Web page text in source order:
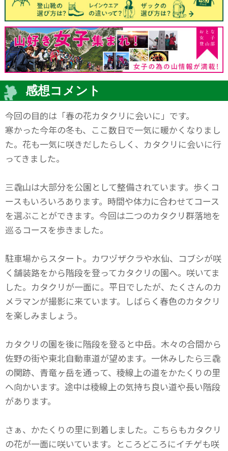
感想コメント
今回の目的は「春の花カタクリに会いに」です。
寒かった今年の冬も、ここ数日で一気に暖かくなりまし
た。花も一気に咲きだしたらしく、カタクリに会いに行
ってきました。
三毳山は大部分を公園として整備されています。歩くコ
ースもいろいろあります。時間や体力に合わせてコース
を選ぶことができます。今回は二つのカタクリ群落地を
巡るコースを歩きました。
駐車場からスタート。カワヅザクラや水仙、コブシが咲
く舗装路をから階段を登ってカタクリの園へ。咲いてま
した。カタクリが一面に。平日でしたが、たくさんのカ
メラマンが撮影に来ています。しばらく春色のカタクリ
を楽しみましょう。
カタクリの園を後に階段を登ると中岳。木々の合間から
佐野の街や東北自動車道が望めます。一休みしたら三毳
の関跡、青竜ヶ岳を通って、稜線上の道をかたくりの里
へ向かいます。途中は稜線上の気持ち良い道や長い階段
があります。
さぁ、かたくりの里に到着しました。こちらもカタクリ
の花が一面に咲いています。ところどころにイチゲも咲